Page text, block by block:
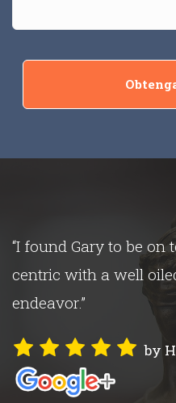
“I found Gary to be
centric with a well
endeavor.”
by